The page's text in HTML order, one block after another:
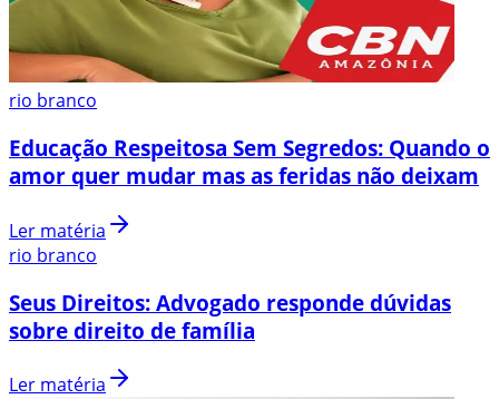
rio branco
Educação Respeitosa Sem Segredos: Quando o
amor quer mudar mas as feridas não deixam
Ler matéria
rio branco
Seus Direitos: Advogado responde dúvidas
sobre direito de família
Ler matéria